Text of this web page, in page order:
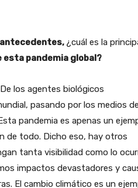
¿cuál es la
esta pandemia global?
los agentes biológicos
pasando por los medios
pandemia es apenas un
de todo. Dicho eso, hay otros
tanta visibilidad como lo
impactos devastadores y
El cambio climático es un